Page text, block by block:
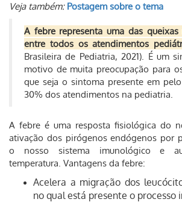
Veja também: Postagem sobre o tema
A febre representa uma das queixas
entre todos os atendimentos
Brasileira de Pediatria, 2021). É um
motivo de muita preocupação para
que seja o sintoma presente em
30% dos atendimentos na pediatria.
A febre é uma resposta fisiológica do
ativação dos pirógenos endógenos por
o nosso sistema imunológico e
temperatura. Vantagens da febre:
Acelera a migração dos
no qual está presente o processo